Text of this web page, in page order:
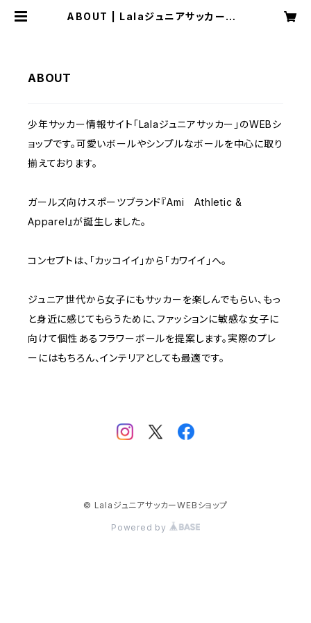
ABOUT | LalaジュニアサッカーWE
ABOUT
少年サッカー情報サイト「Lalaジュニアサッカー」のWEBシ
ョップです。可愛いボールやシンプルなボールを中心に取り
揃えております。
ガールズ向けスポーツブランド『Ami Athletic &
Apparel』が誕生しました。
コンセプトは、「カッコイイ」から「カワイイ」へ。
ジュニア世代から女子にもサッカーを楽しんでもらい、もっ
と身近に感じてもらうために、ファッションに敏感な女子に
向けて個性あるフラワーボールを提案します。実際のプレ
ーにはもちろん、インテリアとしても最適です。
© LalaジュニアサッカーWEBショップ
Powered by